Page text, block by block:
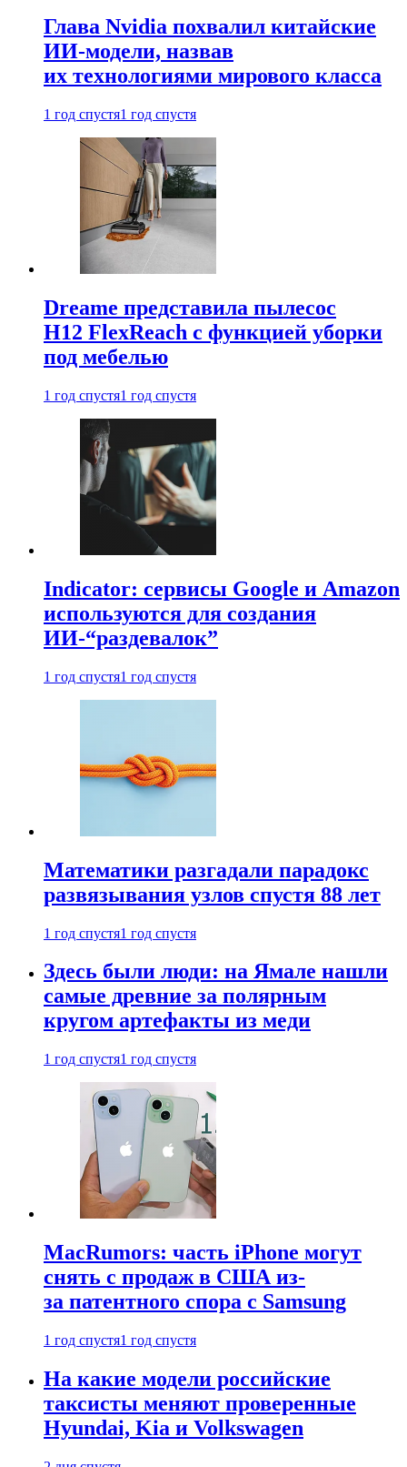
Глава Nvidia похвалил китайские
ИИ-модели, назвав
их технологиями мирового класса
1 год спустя1 год спустя
Dreame представила пылесос
H12 FlexReach с функцией уборки
под мебелью
1 год спустя1 год спустя
Indicator: сервисы Google и Amazon
используются для создания
ИИ-“раздевалок”
1 год спустя1 год спустя
Математики разгадали парадокс
развязывания узлов спустя 88 лет
1 год спустя1 год спустя
Здесь были люди: на Ямале нашли
самые древние за полярным
кругом артефакты из меди
1 год спустя1 год спустя
MacRumors: часть iPhone могут
снять с продаж в США из-
за патентного спора с Samsung
1 год спустя1 год спустя
На какие модели российские
таксисты меняют проверенные
Hyundai, Kia и Volkswagen